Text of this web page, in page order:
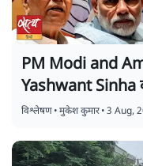
PM Modi and
Yashwant Sinha
| 2029 Elections
विश्लेषण•मुकेश कुमार•3 Aug,